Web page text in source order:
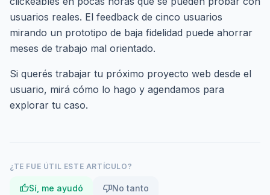
usuarios reales. El feedback de cinco usuarios
mirando un prototipo de baja fidelidad puede ahorrar
meses de trabajo mal orientado.
Si querés trabajar tu próximo proyecto web desde el
usuario, mirá cómo lo hago y agendamos para
explorar tu caso.
¿TE FUE ÚTIL ESTE ARTÍCULO?
thumb_upSí, me ayudó thumb_downNo tanto